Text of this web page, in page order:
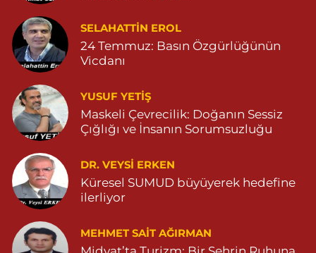
Demhat Eczanesi
POYRAZ MAHALLE MARDİN-DİYARBAKIR CADDE NO:94B
04825112785
0 (482) 511 27 85
Ömerli Eczanesi
YENİ MAHALLE HASTANE CADDESİ 3086 SOKAK NO:7 2
04825413333
0 (482) 541 33 33 Yol Tarifi Al
Büşra Eczanesi
SAĞLIK OCAĞI YANI 04823812379
0 (482) 381 23 79 Yol Tarifi Al
SELAHATTIN EROL
24 Temmuz: Basın Özgürlüğünün
Vicdanı
YUSUF YETİŞ
Maskeli Çevrecilik: Doğanın Sessiz
Çığlığı ve İnsanın Sorumsuzluğu
DR. VEYSI ERKEN
Küresel SUMUD büyüyerek hedefine
ilerliyor
MEHMET SAIT AĞIRMAN